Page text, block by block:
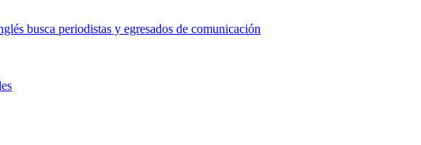
busca periodistas y egresados de comunicación